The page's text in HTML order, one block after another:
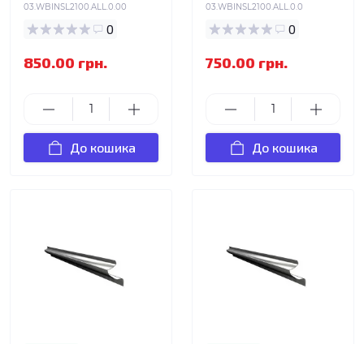
03.WBINSL2100.ALL.0.00
0
850.00 грн.
До кошика
03.WBINSL2100.ALL.0.0
0
750.00 грн.
До кошика